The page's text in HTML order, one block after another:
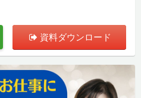
資料ダウンロード